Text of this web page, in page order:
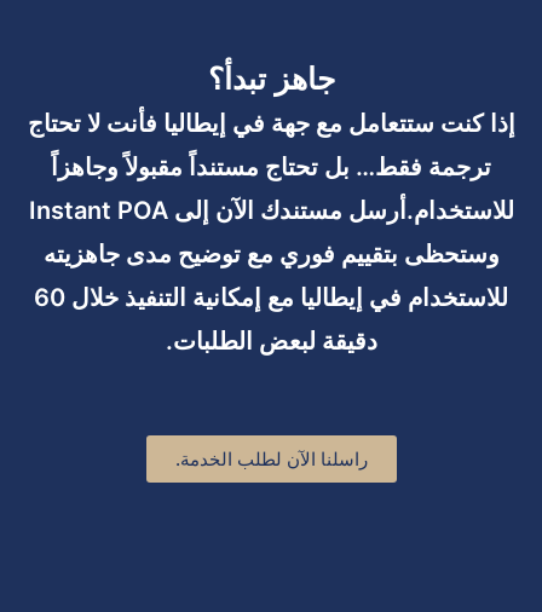
جاهز تبدأ؟
إذا كنت ستتعامل مع جهة في إيطاليا فأنت لا تحتاج
ترجمة فقط… بل تحتاج مستنداً مقبولاً وجاهزاً
للاستخدام.أرسل مستندك الآن إلى Instant POA
وستحظى بتقييم فوري مع توضيح مدى جاهزيته
للاستخدام في إيطاليا مع إمكانية التنفيذ خلال 60
دقيقة لبعض الطلبات.
راسلنا الآن لطلب الخدمة.